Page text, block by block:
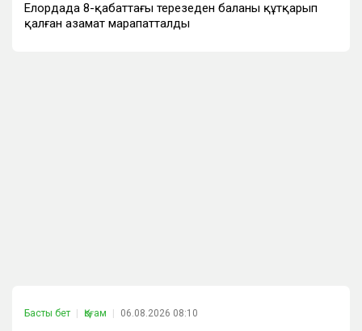
Елордада 8-қабаттағы терезеден баланы құтқарып
қалған азамат марапатталды
Басты бет Қоғам 06.08.2026 08:10